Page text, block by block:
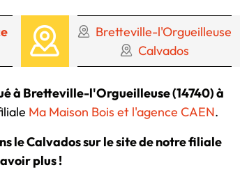
Bretteville-l'Orgueilleuse
Calvados
à Bretteville-l'Orgueilleuse (14740) à
Ma Maison Bois et l'agence CAEN.
le Calvados sur le site de notre filiale
plus !